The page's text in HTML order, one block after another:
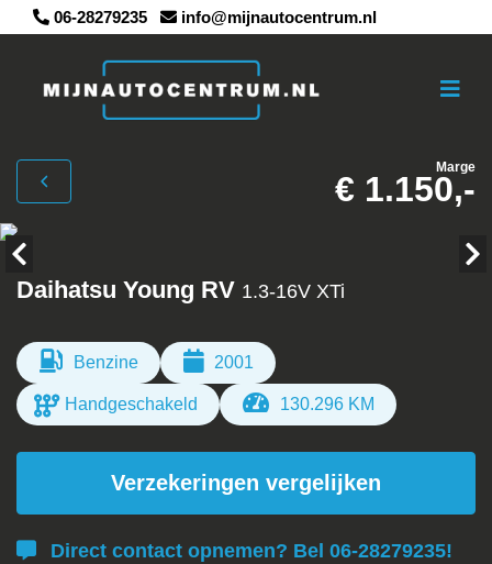
06-28279235 info@mijnautocentrum.nl
Marge
€ 1.150,-
Daihatsu Young RV 1.3-16V XTi
Benzine 2001
Handgeschakeld 130.296 KM
Verzekeringen vergelijken
Direct contact opnemen? Bel 06-28279235!